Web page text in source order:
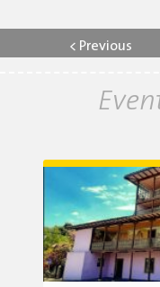
< Previous